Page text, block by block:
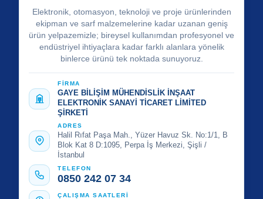
Elektronik, otomasyon, teknoloji ve proje ürünlerinden
ekipman ve sarf malzemelerine kadar uzanan geniş
ürün yelpazemizle; bireysel kullanımdan profesyonel ve
endüstriyel ihtiyaçlara kadar farklı alanlara yönelik
binlerce ürünü tek noktada sunuyoruz.
FİRMA
GAYE BİLİŞİM MÜHENDİSLİK İNŞAAT
ELEKTRONİK SANAYİ TİCARET LİMİTED
ŞİRKETİ
ADRES
Halil Rıfat Paşa Mah., Yüzer Havuz Sk. No:1/1, B
Blok Kat 8 D:1095, Perpa İş Merkezi, Şişli /
İstanbul
TELEFON
0850 242 07 34
ÇALIŞMA SAATLERİ